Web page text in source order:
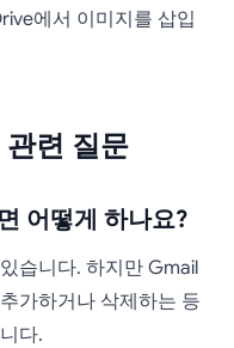
에서 이미지를 삽입
련 질문
어떻게 하나요?
습니다. 하지만 Gmail
가하거나 삭제하는 등
다.